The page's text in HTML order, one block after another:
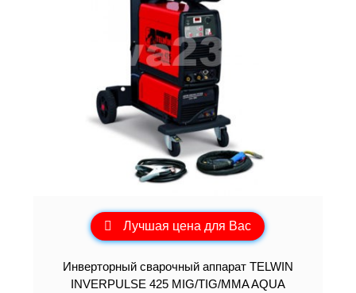
Лучшая цена для Вас
Инверторный сварочный аппарат TELWIN
INVERPULSE 425 MIG/TIG/MMA AQUA